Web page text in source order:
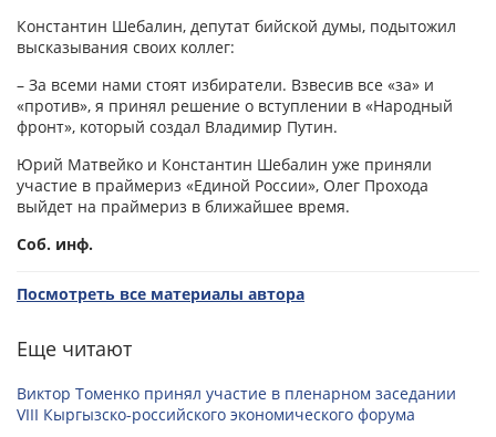
Константин Шебалин, депутат бийской думы, подытожил
высказывания своих коллег:
– За всеми нами стоят избиратели. Взвесив все «за» и
«против», я принял решение о вступлении в «Народный
фронт», который создал Владимир Путин.
Юрий Матвейко и Константин Шебалин уже приняли
участие в праймериз «Единой России», Олег Прохода
выйдет на праймериз в ближайшее время.
Соб. инф.
Посмотреть все материалы автора
Еще читают
Виктор Томенко принял участие в пленарном заседании
VIII Кыргызско-российского экономического форума